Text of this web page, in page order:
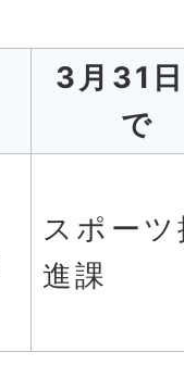
3月31
で
スポー
進課